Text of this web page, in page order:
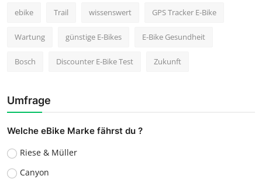
ebike Trail wissenswert GPS Tracker E-Bike
Wartung günstige E-Bikes E-Bike Gesundheit
Bosch Discounter E-Bike Test Zukunft
Umfrage
Welche eBike Marke fährst du ?
Riese & Müller
Canyon